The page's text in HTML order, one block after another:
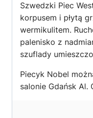
Szwedzki Piec
korpusem i płytą
wermikulitem.
palenisko z
szuflady
Piecyk Nobel
salonie Gdańsk Al.